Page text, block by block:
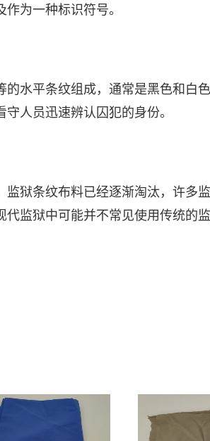
为一种标识符号。
的水平条纹组成，通常是黑色和白
人员迅速辨认囚犯的身份。
狱条纹布料已经逐渐淘汰，许多
监狱中可能并不常见使用传统的监